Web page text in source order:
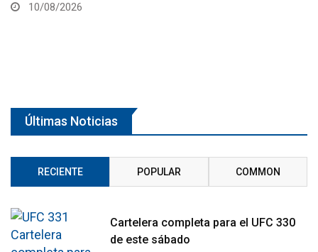
Últimas Noticias
RECIENTE POPULAR COMMON
Cartelera completa para el UFC 330
de este sábado